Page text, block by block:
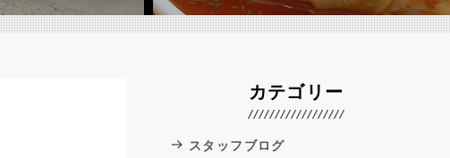
カテゴリー
スタッフブログ